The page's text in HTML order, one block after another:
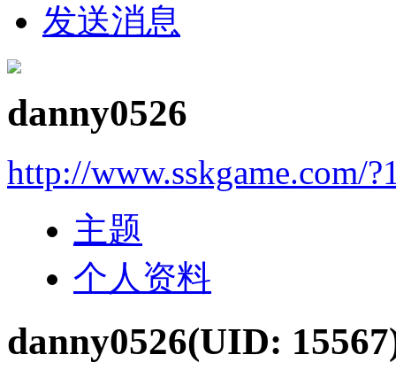
发送消息
danny0526
http://www.sskgame.com/
主题
个人资料
danny0526(UID: